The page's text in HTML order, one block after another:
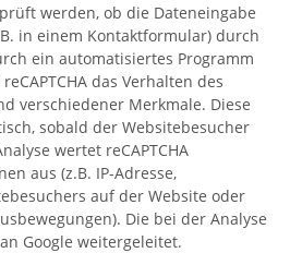
werden, ob die Dateneingabe
in einem Kontaktformular) durch
ein automatisiertes Programm
das Verhalten des
verschiedener Merkmale. Diese
sobald der Websitebesucher
wertet reCAPTCHA
aus (z.B. IP-Adresse,
auf der Website oder
Die bei der Analyse
Google weitergeleitet.